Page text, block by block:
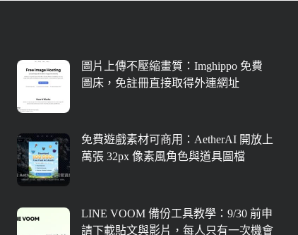
圖片上傳不壓縮畫質：Imghippo 免費
圖床，免註冊直接取得外連網址
免費遊戲素材可商用：AetherAI 開放上
萬張 32px 像素風角色與道具圖檔
LINE VOOM 備份工具教學：9/30 前申
請下載貼文與影片，每人只有一次機會